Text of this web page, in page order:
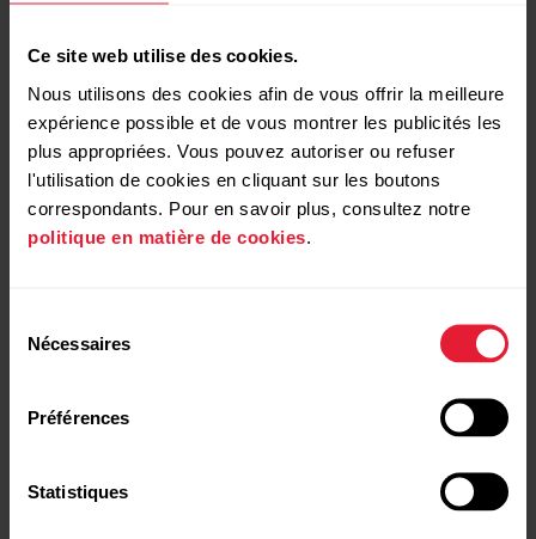
Ce site web utilise des cookies.
Nous utilisons des cookies afin de vous offrir la meilleure
expérience possible et de vous montrer les publicités les
plus appropriées. Vous pouvez autoriser ou refuser
l'utilisation de cookies en cliquant sur les boutons
correspondants. Pour en savoir plus, consultez notre
politique en matière de cookies
Nécessaires
Préférences
Statistiques
Produits compatibles